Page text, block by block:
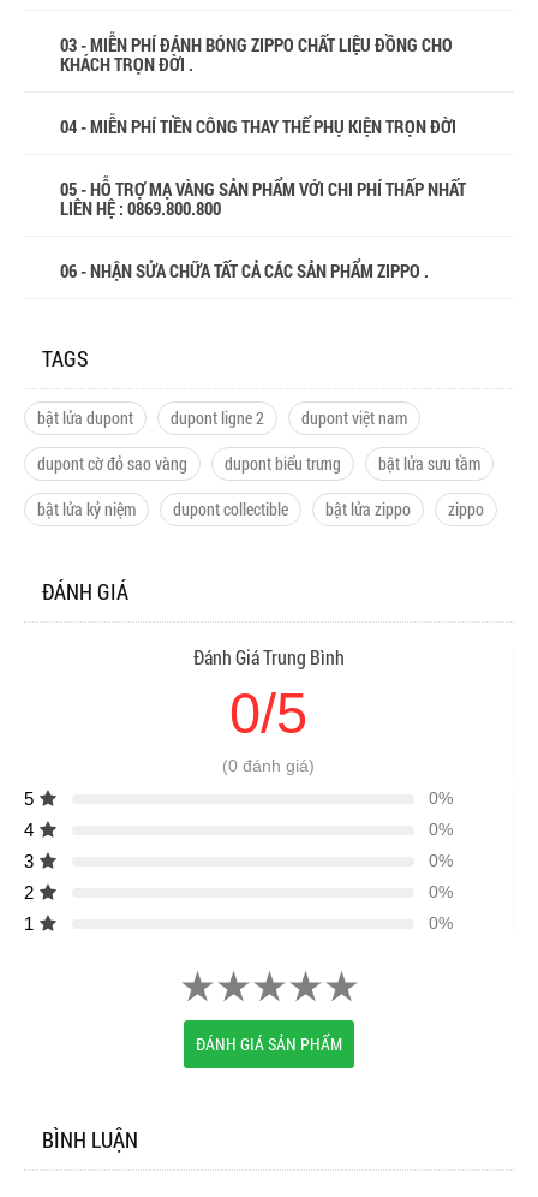
03 - MIỄN PHÍ ĐÁNH BÓNG ZIPPO CHẤT LIỆU ĐỒNG CHO
KHÁCH TRỌN ĐỜI .
04 - MIỄN PHÍ TIỀN CÔNG THAY THẾ PHỤ KIỆN TRỌN ĐỜI
05 - HỖ TRỢ MẠ VÀNG SẢN PHẨM VỚI CHI PHÍ THẤP NHẤT
LIÊN HỆ : 0869.800.800
06 - NHẬN SỬA CHỮA TẤT CẢ CÁC SẢN PHẨM ZIPPO .
TAGS
bật lửa dupont dupont ligne 2
dupont việt nam
dupont cờ đỏ sao vàng
dupont biểu trưng
bật lửa sưu tầm
bật lửa kỷ niệm
dupont collectible bật lửa zippo zippo
ĐÁNH GIÁ
Đánh Giá Trung Bình
0/5
(0 đánh giá)
5 0%
4 0%
3 0%
2 0%
1 0%
ĐÁNH GIÁ SẢN PHẨM
BÌNH LUẬN